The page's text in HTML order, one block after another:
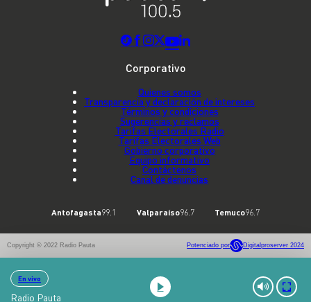
En vivo
Radio Pauta
Corporativo
Quienes somos
Transparencia y declaración de intereses
Términos y condiciones
Sugerencias y reclamos
Tarifas Electorales Radio
Tarifas Electorales Web
Gobierno corporativo
Equipo informativo
Contáctenos
Canal de denuncias
Antofagasta99.1 Valparaíso96.7 Temuco96.7
Copyright © 2022 Radio Pauta Potenciado por Digitalproserver 2024